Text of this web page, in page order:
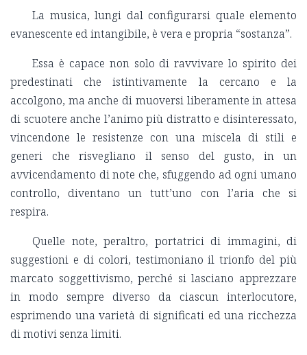
La musica, lungi dal configurarsi quale elemento
evanescente ed intangibile, è vera e propria “sostanza”.
Essa è capace non solo di ravvivare lo spirito dei
predestinati che istintivamente la cercano e la
accolgono, ma anche di muoversi liberamente in attesa
di scuotere anche l’animo più distratto e disinteressato,
vincendone le resistenze con una miscela di stili e
generi che risvegliano il senso del gusto, in un
avvicendamento di note che, sfuggendo ad ogni umano
controllo, diventano un tutt’uno con l’aria che si
respira.
Quelle note, peraltro, portatrici di immagini, di
suggestioni e di colori, testimoniano il trionfo del più
marcato soggettivismo, perché si lasciano apprezzare
in modo sempre diverso da ciascun interlocutore,
esprimendo una varietà di significati ed una ricchezza
di motivi senza limiti.